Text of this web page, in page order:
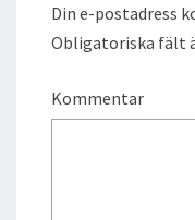
Din e-postadress
Obligatoriska fält
Kommentar